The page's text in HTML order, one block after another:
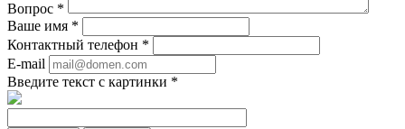
Вопрос *
Ваше имя *
Контактный телефон *
E-mail
Введите текст с картинки *